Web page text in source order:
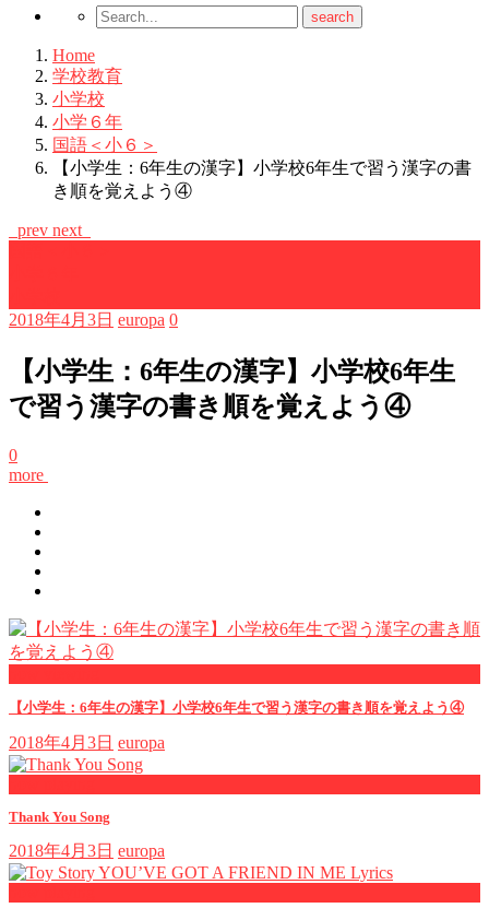
Home
学校教育
小学校
小学６年
国語＜小６＞
【小学生：6年生の漢字】小学校6年生で習う漢字の書
き順を覚えよう④
prev next
2018年4月3日 europa 0
【小学生：6年生の漢字】小学校6年生
で習う漢字の書き順を覚えよう④
0
more
【小学生：6年生の漢字】小学校6年生で習う漢字の書き順を覚えよう④
2018年4月3日 europa
Thank You Song
2018年4月3日 europa